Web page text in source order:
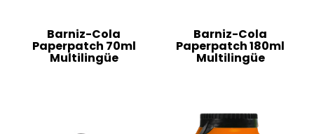
Barniz-Cola
Paperpatch 70ml
Multilingüe
Barniz-Cola
Paperpatch 180ml
Multilingüe